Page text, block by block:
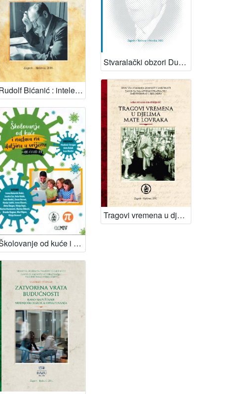
Rudolf Bićanić : intelektualac, ideolog, antifašist, ekonomist : prilozi za biografiju / Željko Karaula ; [glavni i odgovorni urednik Slobodan Kaštela]
Stvaralački obzori Duška Lončara, profesora, znanstvenika i književnika : (u povodu 90. obljetnice rođenja i 5. obljetnice smrti) / Vladimir Strugar, Mirjana Lončar
Školovanje od kuće i nastava na daljinu u vrijeme HR-COVID-19 : znanstvena monografija / Ivana Batarelo Kokić...[et al.] ; glavni i odgovorni urednik Vladimir Strugar
Tragovi vremena u djelima Mate Lovraka / Mira Kolar-Dimitrijević ; [glavni i odgovorni urednik Slobodan Kaštela]